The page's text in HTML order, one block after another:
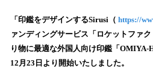
！
数
を
読
「印鑑をデザインするSirusi（ https://
ァンディングサービス「ロケットファ
り物に最適な外国人向け印鑑「
12月23日より開始いたしました。